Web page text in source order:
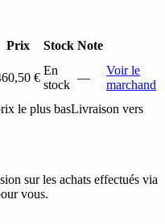
Prix Stock Note
€
En
stock
—
Voir le
marchand
le plus basLivraison vers
sur les achats effectués via
vous.